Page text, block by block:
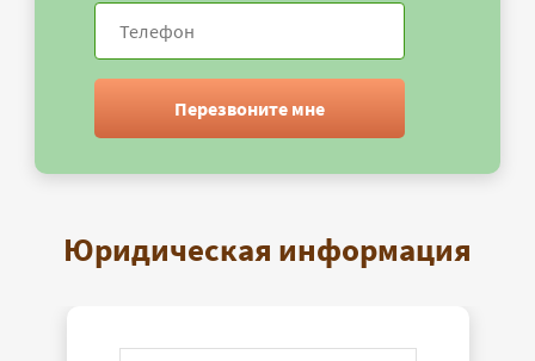
Перезвоните мне
Юридическая информация